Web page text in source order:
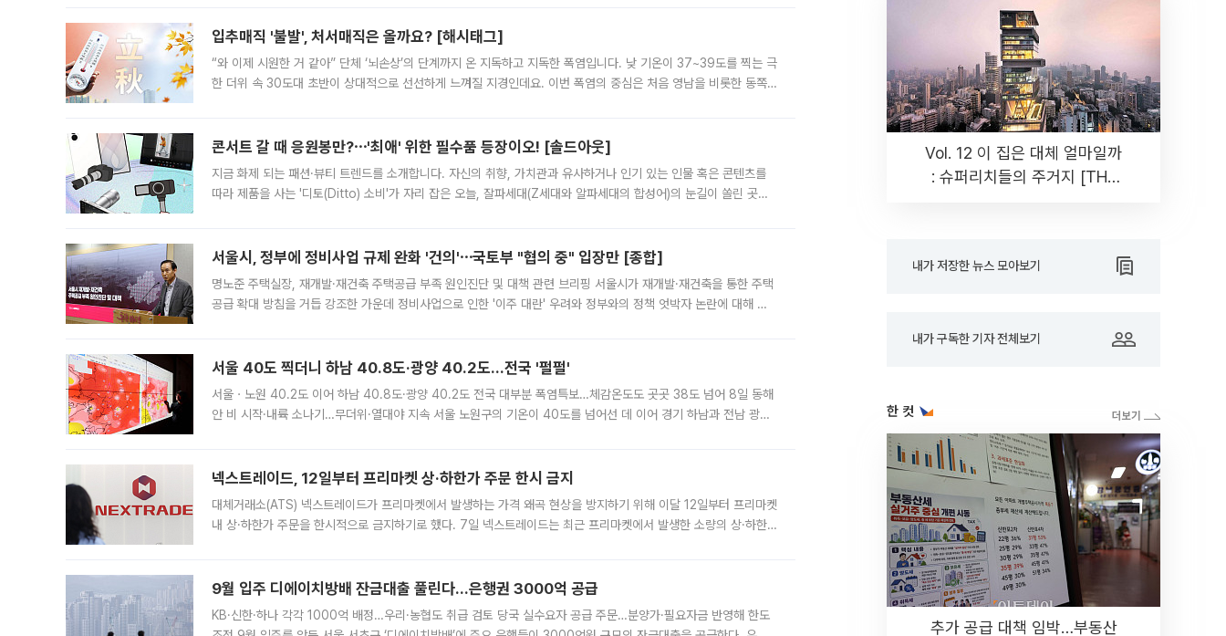
입추매직 '불발', 처서매직은 올까요? [해시태그]
“와 이제 시원한 거 같아” 단체 ‘뇌손상’의 단계까지 온 지독하고 지독한 폭염입니다. 낮 기온이 37~39도를 찍는 극
한 더위 속 30도대 초반이 상대적으로 선선하게 느껴질 지경인데요. 이번 폭염의 중심은 처음 영남을 비롯한 동쪽
콘서트 갈 때 응원봉만?⋯'최애' 위한 필수품 등장이오! [솔드아웃]
지금 화제 되는 패션·뷰티 트렌드를 소개합니다. 자신의 취향, 가치관과 유사하거나 인기 있는 인물 혹은 콘텐츠를
따라 제품을 사는 '디토(Ditto) 소비'가 자리 잡은 오늘, 잘파세대(Z세대와 알파세대의 합성어)의 눈길이 쏠린 곳은
서울시, 정부에 정비사업 규제 완화 '건의'⋯국토부 "협의 중" 입장만 [종합]
명노준 주택실장, 재개발·재건축 주택공급 부족 원인진단 및 대책 관련 브리핑 서울시가 재개발·재건축을 통한 주택
공급 확대 방침을 거듭 강조한 가운데 정비사업으로 인한 '이주 대란' 우려와 정부와의 정책 엇박자 논란에 대해 정
서울 40도 찍더니 하남 40.8도·광양 40.2도…전국 '펄펄'
서울ㆍ노원 40.2도 이어 하남 40.8도·광양 40.2도 전국 대부분 폭염특보…체감온도도 곳곳 38도 넘어 8일 동해
안 비 시작·내륙 소나기…무더위·열대야 지속 서울 노원구의 기온이 40도를 넘어선 데 이어 경기 하남과 전남 광양
넥스트레이드, 12일부터 프리마켓 상·하한가 주문 한시 금지
대체거래소(ATS) 넥스트레이드가 프리마켓에서 발생하는 가격 왜곡 현상을 방지하기 위해 이달 12일부터 프리마켓
내 상·하한가 주문을 한시적으로 금지하기로 했다. 7일 넥스트레이드는 최근 프리마켓에서 발생한 소량의 상·하한
9월 입주 디에이치방배 잔금대출 풀린다…은행권 3000억 공급
KB·신한·하나 각각 1000억 배정…우리·농협도 취급 검토 당국 실수요자 공급 주문…분양가·필요자금 반영해 한도
Vol. 12 이 집은 대체 얼마일까
: 슈퍼리치들의 주거지 [THE
내가 저장한 뉴스 모아보기
내가 구독한 기자 전체보기
한 컷
추가 공급 대책 임박…부동산